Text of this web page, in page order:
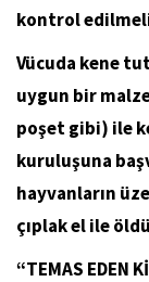
kontrol
Vücuda kene
uygun bir
poşet gibi) ile
kuruluşuna
hayvanların
çıplak el ile
“TEMAS EDEN